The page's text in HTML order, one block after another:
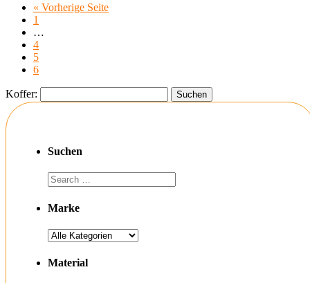
« Vorherige Seite
1
…
4
5
6
Koffer:
Suchen
Marke
Material